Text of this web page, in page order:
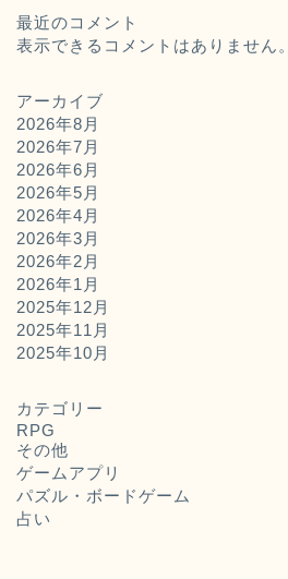
最近のコメント
表示できるコメントはありません。
アーカイブ
2026年8月
2026年7月
2026年6月
2026年5月
2026年4月
2026年3月
2026年2月
2026年1月
2025年12月
2025年11月
2025年10月
カテゴリー
RPG
その他
ゲームアプリ
パズル・ボードゲーム
占い